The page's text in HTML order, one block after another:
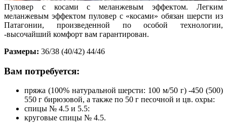
Пуловер с косами с меланжевым эффектом. Легким
меланжевым эффектом пуловер с «косами» обязан шерсти из
Патагонии, произведенной по особой технологии,
-высочайший комфорт вам гарантирован.
Размеры: 36/38 (40/42) 44/46
Вам потребуется:
пряжа (100% натуральной шерсти: 100 м/50 г) -450 (500)
550 г бирюзовой, а также по 50 г песочной и цв. охры:
спицы № 4.5 и 5.5:
круговые спицы № 4.5.